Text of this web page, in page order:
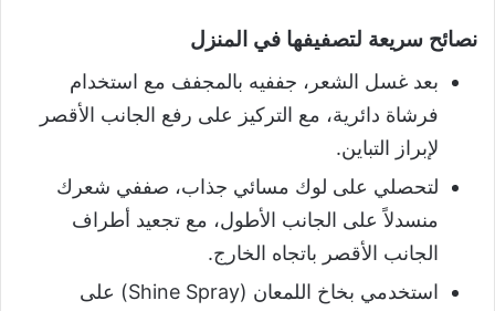
نصائح سريعة لتصفيفها في المنزل
بعد غسل الشعر، جففيه بالمجفف مع استخدام
فرشاة دائرية، مع التركيز على رفع الجانب الأقصر
لإبراز التباين.
لتحصلي على لوك مسائي جذاب، صففي شعرك
منسدلاً على الجانب الأطول، مع تجعيد أطراف
الجانب الأقصر باتجاه الخارج.
استخدمي بخاخ اللمعان (Shine Spray) على